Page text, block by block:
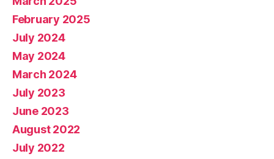
February 2025
July 2024
May 2024
March 2024
July 2023
June 2023
August 2022
July 2022